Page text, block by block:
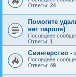
Ответы: 24
Помогите
нет пароля)
Последнее
Ответы: 1
Свингерство -
Последнее
Ответы: 49